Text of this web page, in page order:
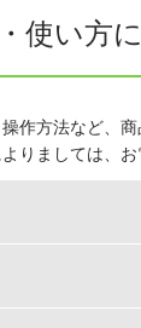
使い方
作方法など、
りましては、